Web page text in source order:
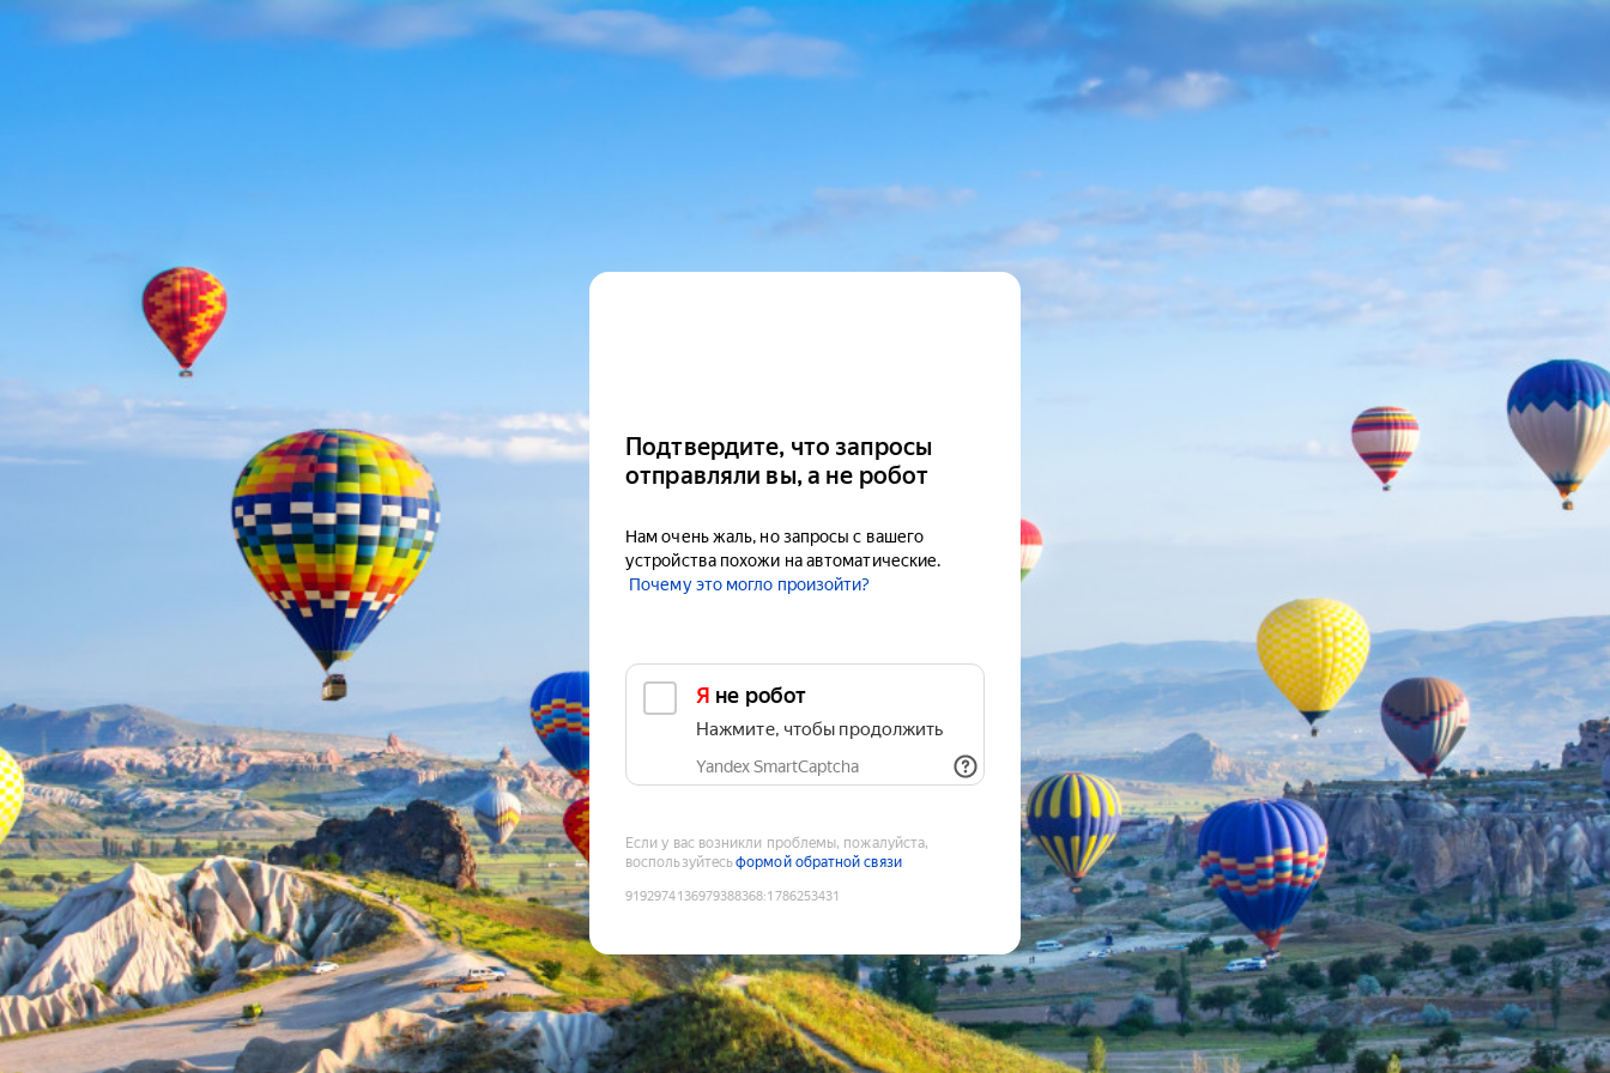
Подтвердите, что запросы
отправляли вы, а не робот
Нам очень жаль, но запросы с вашего
устройства похожи на автоматические.
Почему это могло произойти?
Я не робот
Нажмите, чтобы продолжить
Yandex SmartCaptcha
Если у вас возникли проблемы, пожалуйста,
воспользуйтесьформой обратной связи
9192974136979388368:1786253431